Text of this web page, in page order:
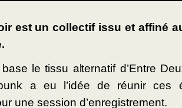
est un collectif issu et affiné
le tissu alternatif d’Entre
a eu l’idée de réunir ces
une session d’enregistrement.